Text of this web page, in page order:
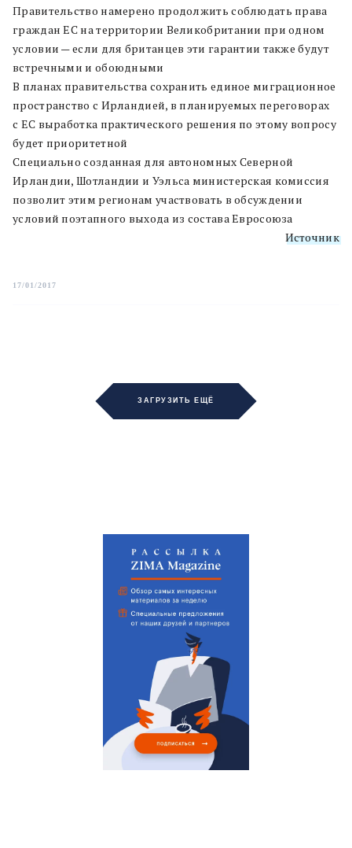
Правительство намерено продолжить соблюдать права
граждан ЕС на территории Великобритании при одном
условии — если для британцев эти гарантии также будут
встречными и обоюдными
В планах правительства сохранить единое миграционное
пространство с Ирландией, в планируемых переговорах
с ЕС выработка практического решения по этому вопросу
будет приоритетной
Специально созданная для автономных Северной
Ирландии, Шотландии и Уэльса министерская комиссия
позволит этим регионам участвовать в обсуждении
условий поэтапного выхода из состава Евросоюза
Источник
17/01/2017
ЗАГРУЗИТЬ ЕЩЁ